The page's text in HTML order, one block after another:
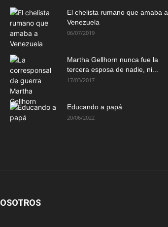
El chelista rumano que amaba a
Venezuela
06/07/2019
Martha Gellhorn nunca fue la
tercera esposa de nadie, ni...
17/03/2017
Educando a papá
20/06/2022